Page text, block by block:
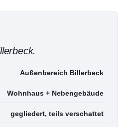
.
Außenbereich Billerbeck
Wohnhaus + Nebengebäude
gegliedert, teils verschattet